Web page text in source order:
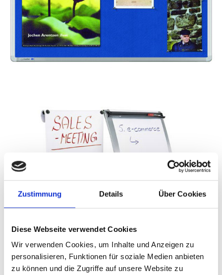
Zustimmung Details Über Cookies
Diese Webseite verwendet Cookies
Wir verwenden Cookies, um Inhalte und Anzeigen zu
personalisieren, Funktionen für soziale Medien anbieten
zu können und die Zugriffe auf unsere Website zu